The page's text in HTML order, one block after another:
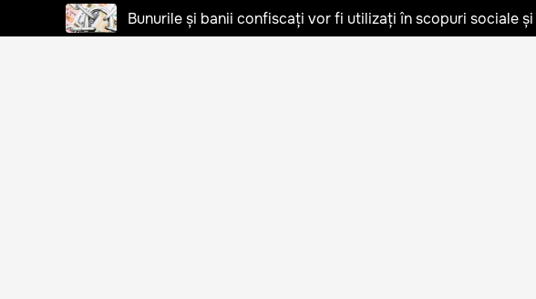
Bunurile și banii confiscați vor fi utilizați în scopuri sociale